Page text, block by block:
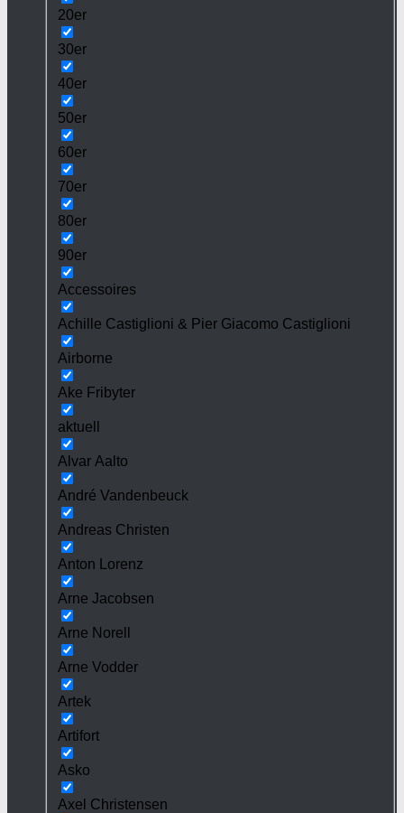
20er
30er
40er
50er
60er
70er
80er
90er
Accessoires
Achille Castiglioni & Pier Giacomo Castiglioni
Airborne
Ake Fribyter
aktuell
Alvar Aalto
André Vandenbeuck
Andreas Christen
Anton Lorenz
Arne Jacobsen
Arne Norell
Arne Vodder
Artek
Artifort
Asko
Axel Christensen